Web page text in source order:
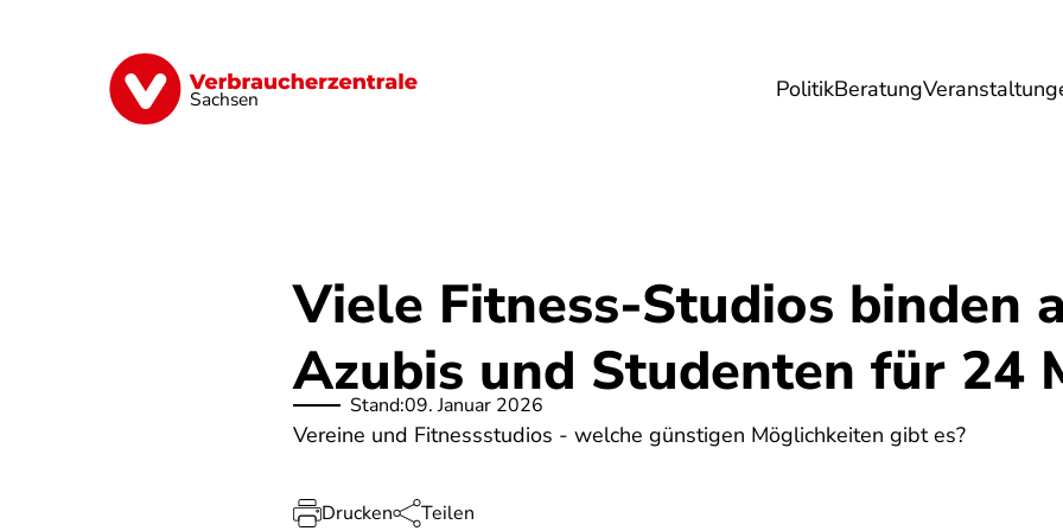
Sachsen PolitikBeratung
Vorsorge Verträge Geld & Versicherungen Digitales Energie &
Viele Fitness-Studios binden
Azubis und Studenten für 24
Stand:09. Januar 2026
Vereine und Fitnessstudios - welche günstigen Möglichkeiten gibt es?
Drucken Teilen